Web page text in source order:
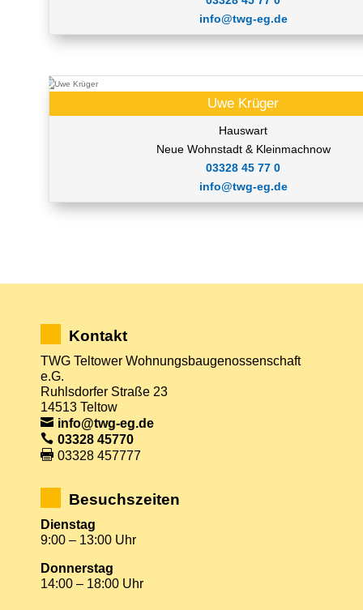
info@twg-eg.de
Uwe Krüger
Hauswart
Neue Wohnstadt & Kleinmachnow
03328 45 77 0
info@twg-eg.de
Kontakt
TWG Teltower Wohnungsbaugenossenschaft
e.G.
Ruhlsdorfer Straße 23
14513 Teltow
info@twg-eg.de
03328 45770
03328 457777
Besuchszeiten
Dienstag
9:00 – 13:00 Uhr
Donnerstag
14:00 – 18:00 Uhr